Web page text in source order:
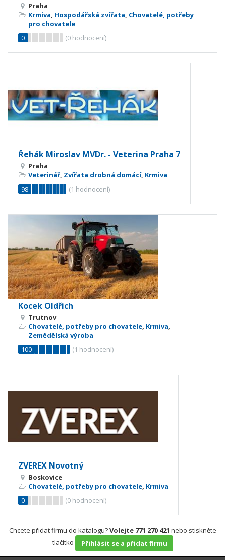
Praha
Krmiva, Hospodářská zvířata, Chovatelé, potřeby
pro chovatele
0
(0 hodnocení)
Řehák Miroslav MVDr. - Veterina Praha 7
Praha
Veterinář, Zvířata drobná domácí, Krmiva
98
(1 hodnocení)
Kocek Oldřich
Trutnov
Chovatelé, potřeby pro chovatele Krmiva
Zemědělská výroba
100
(1 hodnocení)
ZVEREX Novotný
Boskovice
Chovatelé, potřeby pro chovatele, Krmiva
0
(0 hodnocení)
Chcete přidat firmu do katalogu?Volejte 771 270 421 nebo stiskněte
tlačítko
Přihlásit se a přidat firmu